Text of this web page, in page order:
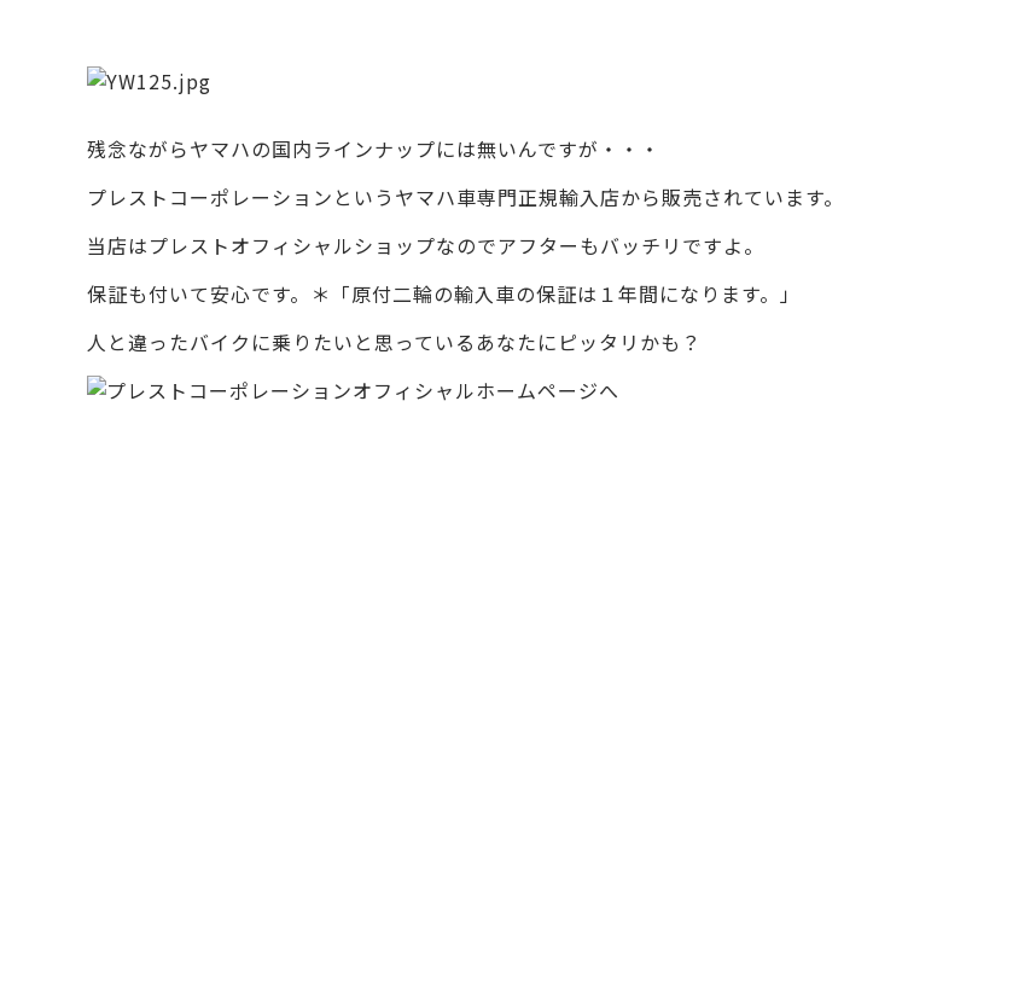
残念ながらヤマハの国内ラインナップには無いんですが・・・
プレストコーポレーションというヤマハ車専門正規輸入店から販売されています。
当店はプレストオフィシャルショップなのでアフターもバッチリですよ。
保証も付いて安心です。＊「原付二輪の輸入車の保証は１年間になります。」
人と違ったバイクに乗りたいと思っているあなたにピッタリかも？